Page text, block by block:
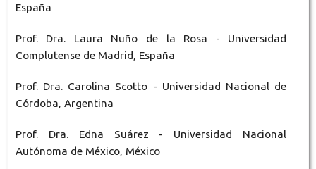
España
Prof. Dra. Laura Nuño de la Rosa - Universidad
Complutense de Madrid, España
Prof. Dra. Carolina Scotto - Universidad Nacional de
Córdoba, Argentina
Prof. Dra. Edna Suárez - Universidad Nacional
Autónoma de México, México